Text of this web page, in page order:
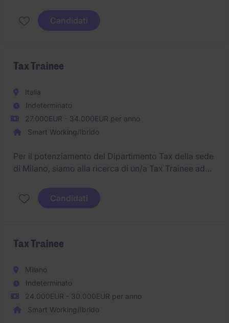
Candidati
Tax Trainee
Italia
Indeterminato
27.000EUR - 34.000EUR per anno
Smart Working/Ibrido
Per il potenziamento del Dipartimento Tax della sede
di Milano, siamo alla ricerca di un/a Tax Trainee ad
Candidati
Tax Trainee
Milano
Indeterminato
24.000EUR - 30.000EUR per anno
Smart Working/Ibrido